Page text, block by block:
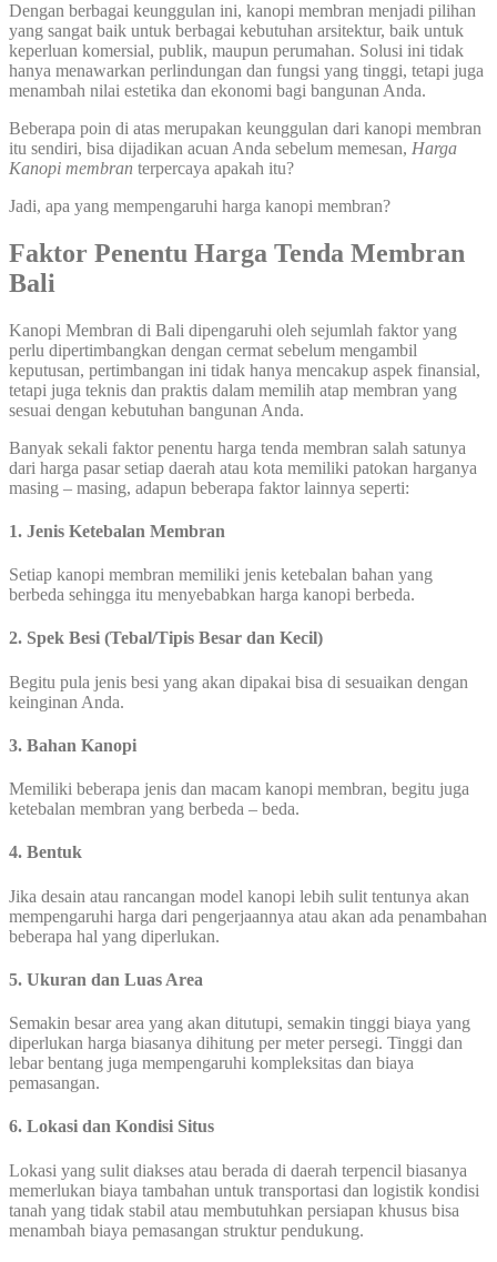
Dengan berbagai keunggulan ini, kanopi membran menjadi pilihan
yang sangat baik untuk berbagai kebutuhan arsitektur, baik untuk
keperluan komersial, publik, maupun perumahan. Solusi ini tidak
hanya menawarkan perlindungan dan fungsi yang tinggi, tetapi juga
menambah nilai estetika dan ekonomi bagi bangunan Anda.
Beberapa poin di atas merupakan keunggulan dari kanopi membran
itu sendiri, bisa dijadikan acuan Anda sebelum memesan, Harga
Kanopi membran terpercaya apakah itu?
Jadi, apa yang mempengaruhi harga kanopi membran?
Faktor Penentu Harga Tenda Membran
Bali
Kanopi Membran di Bali dipengaruhi oleh sejumlah faktor yang
perlu dipertimbangkan dengan cermat sebelum mengambil
keputusan, pertimbangan ini tidak hanya mencakup aspek finansial,
tetapi juga teknis dan praktis dalam memilih atap membran yang
sesuai dengan kebutuhan bangunan Anda.
Banyak sekali faktor penentu harga tenda membran salah satunya
dari harga pasar setiap daerah atau kota memiliki patokan harganya
masing – masing, adapun beberapa faktor lainnya seperti:
1. Jenis Ketebalan Membran
Setiap kanopi membran memiliki jenis ketebalan bahan yang
berbeda sehingga itu menyebabkan harga kanopi berbeda.
2. Spek Besi (Tebal/Tipis Besar dan Kecil)
Begitu pula jenis besi yang akan dipakai bisa di sesuaikan dengan
keinginan Anda.
3. Bahan Kanopi
Memiliki beberapa jenis dan macam kanopi membran, begitu juga
ketebalan membran yang berbeda – beda.
4. Bentuk
Jika desain atau rancangan model kanopi lebih sulit tentunya akan
mempengaruhi harga dari pengerjaannya atau akan ada penambahan
beberapa hal yang diperlukan.
5. Ukuran dan Luas Area
Semakin besar area yang akan ditutupi, semakin tinggi biaya yang
diperlukan harga biasanya dihitung per meter persegi. Tinggi dan
lebar bentang juga mempengaruhi kompleksitas dan biaya
pemasangan.
6. Lokasi dan Kondisi Situs
Lokasi yang sulit diakses atau berada di daerah terpencil biasanya
memerlukan biaya tambahan untuk transportasi dan logistik kondisi
tanah yang tidak stabil atau membutuhkan persiapan khusus bisa
menambah biaya pemasangan struktur pendukung.